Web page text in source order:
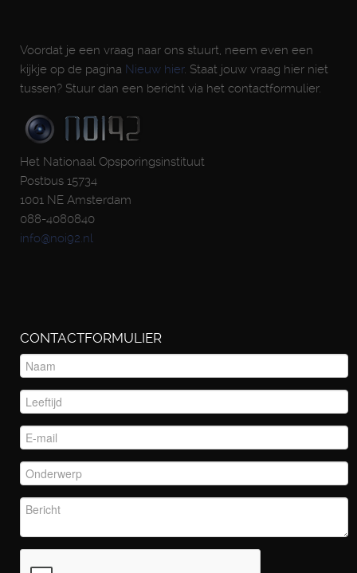
Voordat je een vraag naar ons stuurt, neem even een
kijkje op de pagina Nieuw hier. Staat jouw vraag hier niet
tussen? Stuur dan een bericht via het contactformulier.
Het Nationaal Opsporingsinstituut
Postbus 15734
1001 NE Amsterdam
088-4080840
info@noi92.nl
CONTACTFORMULIER